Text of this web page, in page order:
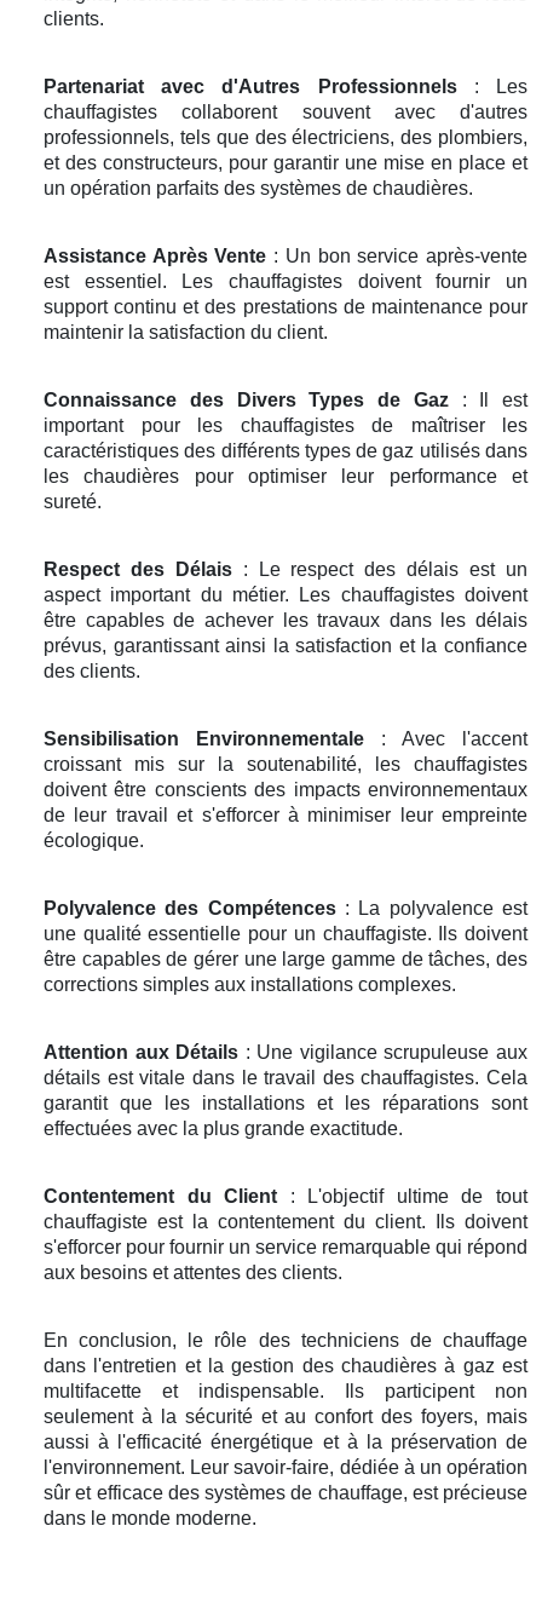
clients.
Partenariat avec d'Autres Professionnels: Les
chauffagistes collaborent souvent avec d'autres
professionnels, tels que des électriciens, des plombiers,
et des constructeurs, pour garantir une mise en place et
un opération parfaits des systèmes de chaudières.
Assistance Après Vente : Un bon service après-vente
est essentiel. Les chauffagistes doivent fournir un
support continu et des prestations de maintenance pour
maintenir la satisfaction du client.
Connaissance des Divers Types de Gaz: Il est
important pour les chauffagistes de maîtriser les
caractéristiques des différents types de gaz utilisés dans
les chaudières pour optimiser leur performance et
sureté.
Respect des Délais: Le respect des délais est un
aspect important du métier. Les chauffagistes doivent
être capables de achever les travaux dans les délais
prévus, garantissant ainsi la satisfaction et la confiance
des clients.
Sensibilisation Environnementale : Avec l'accent
croissant mis sur la soutenabilité, les chauffagistes
doivent être conscients des impacts environnementaux
de leur travail et s'efforcer à minimiser leur empreinte
écologique.
Polyvalence des Compétences: La polyvalence est
une qualité essentielle pour un chauffagiste. Ils doivent
être capables de gérer une large gamme de tâches, des
corrections simples aux installations complexes.
Attention aux Détails : Une vigilance scrupuleuse aux
détails est vitale dans le travail des chauffagistes. Cela
garantit que les installations et les réparations sont
effectuées avec la plus grande exactitude.
Contentement du Client: L'objectif ultime de tout
chauffagiste est la contentement du client. Ils doivent
s'efforcer pour fournir un service remarquable qui répond
aux besoins et attentes des clients.
En conclusion, le rôle des techniciens de chauffage
dans l'entretien et la gestion des chaudières à gaz est
multifacette et indispensable. Ils participent non
seulement à la sécurité et au confort des foyers, mais
aussi à l'efficacité énergétique et à la préservation de
l'environnement. Leur savoir-faire, dédiée à un opération
sûr et efficace des systèmes de chauffage, est précieuse
dans le monde moderne.